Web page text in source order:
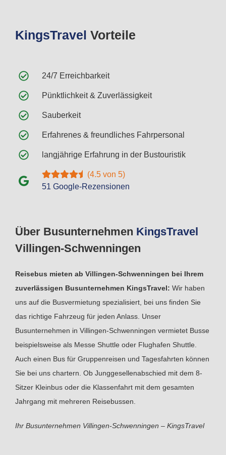
Über Busunternehmen KingsTravel
Villingen-Schwenningen
Reisebus mieten ab Villingen-Schwenningen bei Ihrem
zuverlässigen Busunternehmen KingsTravel: Wir haben
uns auf die Busvermietung spezialisiert, bei uns finden Sie
das richtige Fahrzeug für jeden Anlass. Unser
Busunternehmen in Villingen-Schwenningen vermietet Busse
beispielsweise als Messe Shuttle oder Flughafen Shuttle.
Auch einen Bus für Gruppenreisen und Tagesfahrten können
Sie bei uns chartern. Ob Junggesellenabschied mit dem 8-
Sitzer Kleinbus oder die Klassenfahrt mit dem gesamten
Jahrgang mit mehreren Reisebussen.
Ihr Busunternehmen Villingen-Schwenningen – KingsTravel
KingsTravel Vorteile
24/7 Erreichbarkeit
Pünktlichkeit & Zuverlässigkeit
Sauberkeit
Erfahrenes & freundliches Fahrpersonal
langjährige Erfahrung in der Bustouristik
(4.5 von 5)
51 Google-Rezensionen